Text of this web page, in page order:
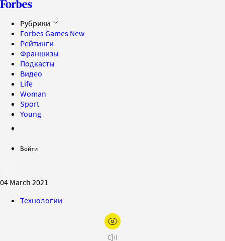
Рубрики
Forbes Games New
Рейтинги
Франшизы
Подкасты
Видео
Life
Woman
Sport
Young
Войти
04 March 2021
Технологии